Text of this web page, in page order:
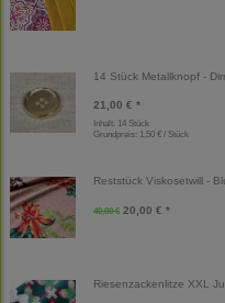
14 Stück Metallknopf -
21,00 € *
Inhalt: 14 Stück
Grundpreis: 1,50 € / Stück
Reststück Viskosetwill -
40,00 € 20,00 € *
Riesenzackenlitze XXL